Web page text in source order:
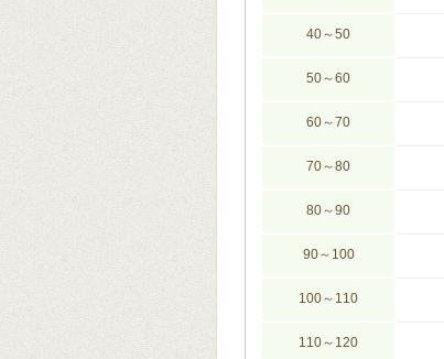
40～50
50～60
60～70
70～80
80～90
90～100
100～110
110～120